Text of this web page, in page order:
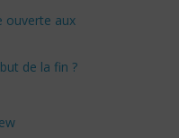
ouverte aux
de la fin ?